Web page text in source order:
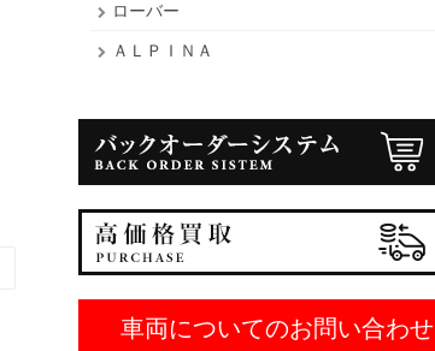
ローバー
ＡＬＰＩＮＡ
車両についてのお問い合わせ